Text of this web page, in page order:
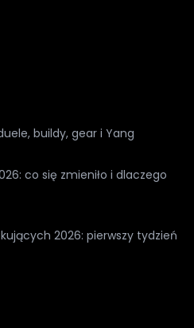
buildy, gear i Yang
co się zmieniło i dlaczego
2026: pierwszy tydzień